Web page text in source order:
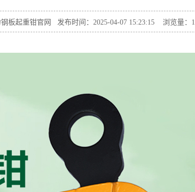
板起重钳官网 发布时间：2025-04-07 15:23:15 浏览量：1